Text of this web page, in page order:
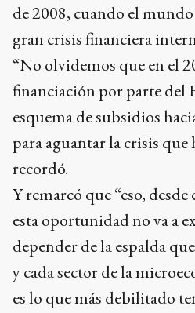
de 2008, cuando el
gran crisis financiera
“No olvidemos que en el
financiación por parte del
esquema de subsidios
para aguantar la crisis que
recordó.
Y remarcó que “eso,
esta oportunidad no va a
depender de la espalda
y cada sector de la
es lo que más debilitado